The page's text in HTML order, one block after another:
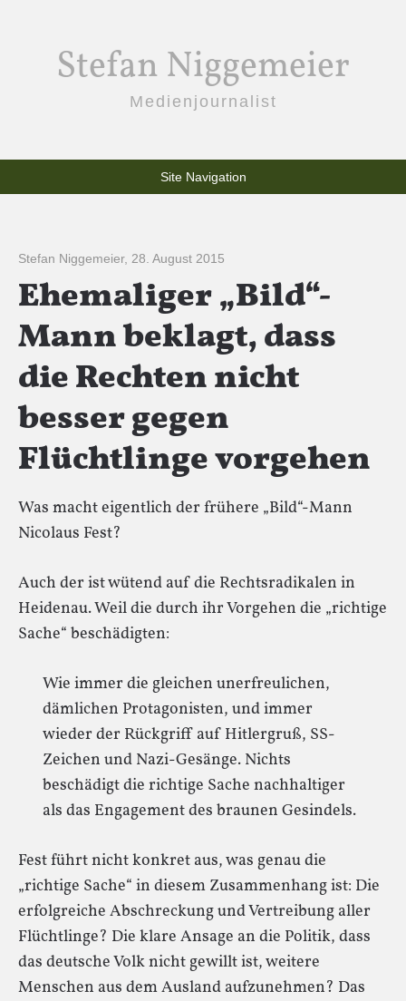
Stefan Niggemeier
Medienjournalist
Site Navigation
Stefan Niggemeier, 28. August 2015
Ehemaliger „Bild“-
Mann beklagt, dass
die Rechten nicht
besser gegen
Flüchtlinge vorgehen
Was macht eigentlich der frühere „Bild“-Mann
Nicolaus Fest?
Auch der ist wütend auf die Rechtsradikalen in
Heidenau. Weil die durch ihr Vorgehen die „richtige
Sache“ beschädigten:
Wie immer die gleichen unerfreulichen,
dämlichen Protagonisten, und immer
wieder der Rückgriff auf Hitlergruß, SS-
Zeichen und Nazi-Gesänge. Nichts
beschädigt die richtige Sache nachhaltiger
als das Engagement des braunen Gesindels.
Fest führt nicht konkret aus, was genau die
„richtige Sache“ in diesem Zusammenhang ist: Die
erfolgreiche Abschreckung und Vertreibung aller
Flüchtlinge? Die klare Ansage an die Politik, dass
das deutsche Volk nicht gewillt ist, weitere
Menschen aus dem Ausland aufzunehmen? Das